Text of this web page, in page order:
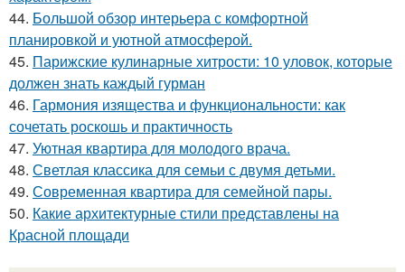
44. Большой обзор интерьера с комфортной
планировкой и уютной атмосферой.
45. Парижские кулинарные хитрости: 10 уловок, которые
должен знать каждый гурман
46. Гармония изящества и функциональности: как
сочетать роскошь и практичность
47. Уютная квартира для молодого врача.
48. Светлая классика для семьи с двумя детьми.
49. Современная квартира для семейной пары.
50. Какие архитектурные стили представлены на
Красной площади